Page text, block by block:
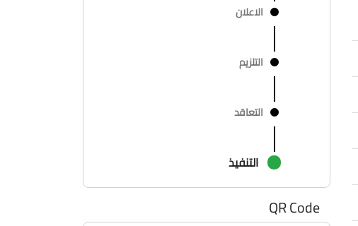
الاعلان
التلزيم
التعاقد
التنفيذ
QR Code